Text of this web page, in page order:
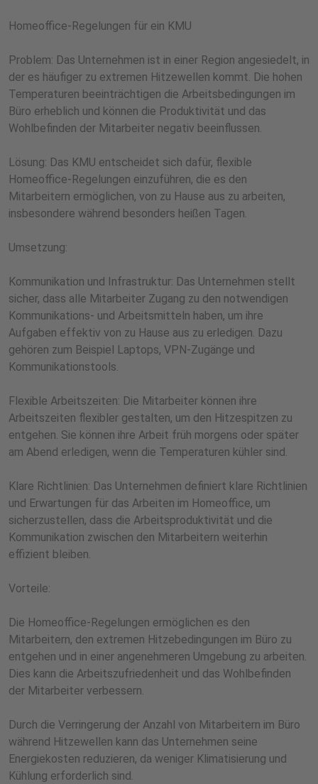
Homeoffice-Regelungen für ein KMU
Problem: Das Unternehmen ist in einer Region angesiedelt, in
der es häufiger zu extremen Hitzewellen kommt. Die hohen
Temperaturen beeinträchtigen die Arbeitsbedingungen im
Büro erheblich und können die Produktivität und das
Wohlbefinden der Mitarbeiter negativ beeinflussen.
Lösung: Das KMU entscheidet sich dafür, flexible
Homeoffice-Regelungen einzuführen, die es den
Mitarbeitern ermöglichen, von zu Hause aus zu arbeiten,
insbesondere während besonders heißen Tagen.
Umsetzung:
Kommunikation und Infrastruktur: Das Unternehmen stellt
sicher, dass alle Mitarbeiter Zugang zu den notwendigen
Kommunikations- und Arbeitsmitteln haben, um ihre
Aufgaben effektiv von zu Hause aus zu erledigen. Dazu
gehören zum Beispiel Laptops, VPN-Zugänge und
Kommunikationstools.
Flexible Arbeitszeiten: Die Mitarbeiter können ihre
Arbeitszeiten flexibler gestalten, um den Hitzespitzen zu
entgehen. Sie können ihre Arbeit früh morgens oder später
am Abend erledigen, wenn die Temperaturen kühler sind.
Klare Richtlinien: Das Unternehmen definiert klare Richtlinien
und Erwartungen für das Arbeiten im Homeoffice, um
sicherzustellen, dass die Arbeitsproduktivität und die
Kommunikation zwischen den Mitarbeitern weiterhin
effizient bleiben.
Vorteile:
Die Homeoffice-Regelungen ermöglichen es den
Mitarbeitern, den extremen Hitzebedingungen im Büro zu
entgehen und in einer angenehmeren Umgebung zu arbeiten.
Dies kann die Arbeitszufriedenheit und das Wohlbefinden
der Mitarbeiter verbessern.
Durch die Verringerung der Anzahl von Mitarbeitern im Büro
während Hitzewellen kann das Unternehmen seine
Energiekosten reduzieren, da weniger Klimatisierung und
Kühlung erforderlich sind.